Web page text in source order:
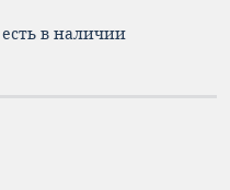
есть в наличии